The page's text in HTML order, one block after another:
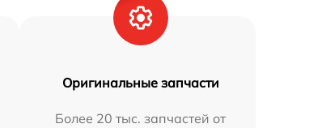
Оригинальные запчасти
Более 20 тыс. запчастей от